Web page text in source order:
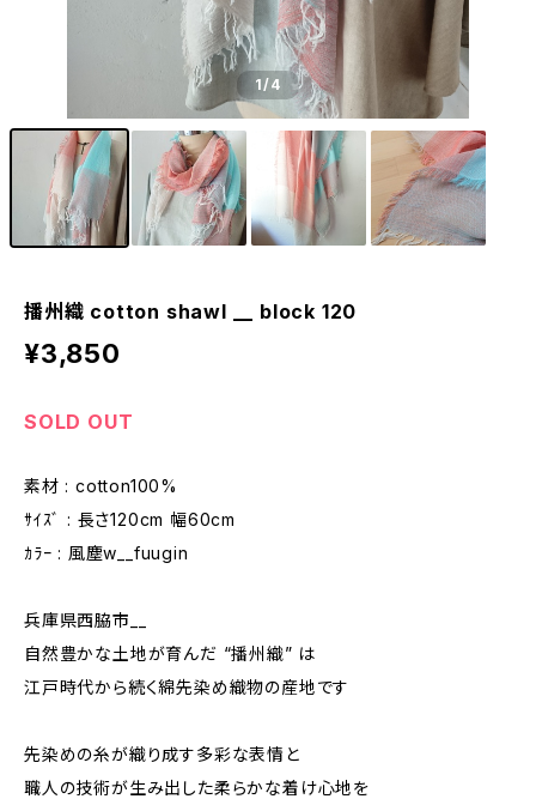
1/4
播州織 cotton shawl __ block 120
¥3,850
SOLD OUT
素材 : cotton100%
ｻｲｽﾞ : 長さ120cm 幅60cm
ｶﾗｰ : 風塵w__fuugin
兵庫県西脇市__
自然豊かな土地が育んだ “播州織” は
江戸時代から続く綿先染め織物の産地です
先染めの糸が織り成す多彩な表情と
職人の技術が生み出した柔らかな着け心地を